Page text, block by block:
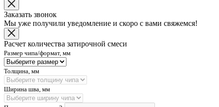
Заказать звонок
Мы уже получили уведомление и скоро с вами свяжемся!
Расчет количества затирочной смеси
Размер чипа/формат, мм
Толщина, мм
Ширина шва, мм